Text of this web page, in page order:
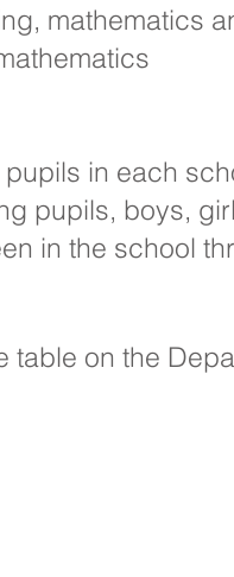
mathematics
in each
pupils, boys,
in the school
on the